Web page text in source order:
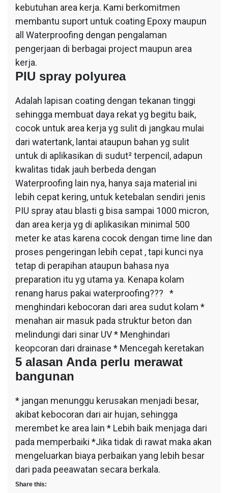
kebutuhan area kerja. Kami berkomitmen
membantu suport untuk coating Epoxy maupun
all Waterproofing dengan pengalaman
pengerjaan di berbagai project maupun area
kerja.
PIU spray polyurea
Adalah lapisan coating dengan tekanan tinggi
sehingga membuat daya rekat yg begitu baik,
cocok untuk area kerja yg sulit di jangkau mulai
dari watertank, lantai ataupun bahan yg sulit
untuk di aplikasikan di sudut² terpencil, adapun
kwalitas tidak jauh berbeda dengan
Waterproofing lain nya, hanya saja material ini
lebih cepat kering, untuk ketebalan sendiri jenis
PIU spray atau blasti g bisa sampai 1000 micron,
dan area kerja yg di aplikasikan minimal 500
meter ke atas karena cocok dengan time line dan
proses pengeringan lebih cepat , tapi kunci nya
tetap di perapihan ataupun bahasa nya
preparation itu yg utama ya. Kenapa kolam
renang harus pakai waterproofing??? *
menghindari kebocoran dari area sudut kolam *
menahan air masuk pada struktur beton dan
melindungi dari sinar UV * Menghindari
keopcoran dari drainase * Mencegah keretakan
5 alasan Anda perlu merawat
bangunan
* jangan menunggu kerusakan menjadi besar,
akibat kebocoran dari air hujan, sehingga
merembet ke area lain * Lebih baik menjaga dari
pada memperbaiki *Jika tidak di rawat maka akan
mengeluarkan biaya perbaikan yang lebih besar
dari pada peeawatan secara berkala.
Share this: